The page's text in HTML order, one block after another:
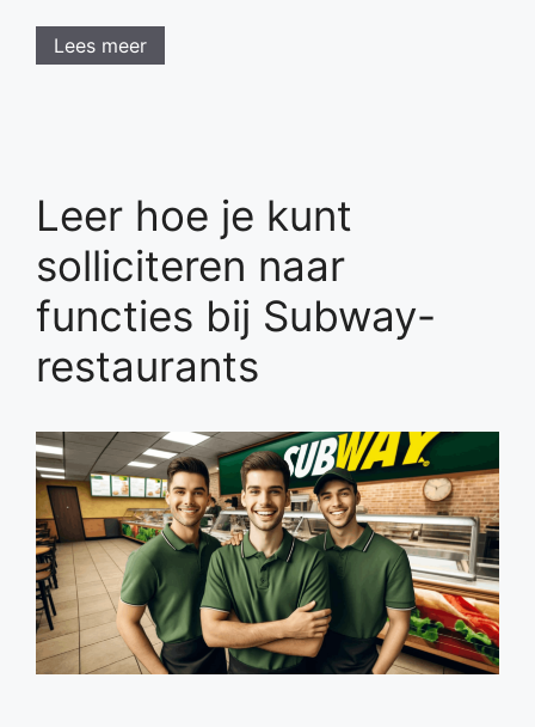
Lees meer
Leer hoe je kunt
solliciteren naar
functies bij Subway-
restaurants